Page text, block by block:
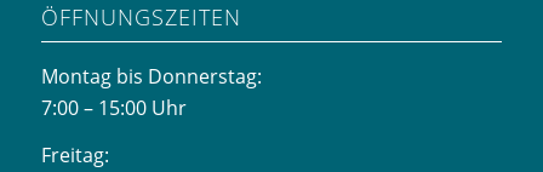
ÖFFNUNGSZEITEN
Montag bis Donnerstag:
7:00 – 15:00 Uhr
Freitag: